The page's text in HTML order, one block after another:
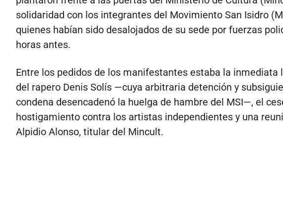
solidaridad con los integrantes del Movimiento San Isidro
quienes habían sido desalojados de su sede por fuerzas
horas antes.
Entre los pedidos de los manifestantes estaba la inmediata
del rapero Denis Solís —cuya arbitraria detención y
condena desencadenó la huelga de hambre del MSI—, el
hostigamiento contra los artistas independientes y una
Alpidio Alonso, titular del Mincult.